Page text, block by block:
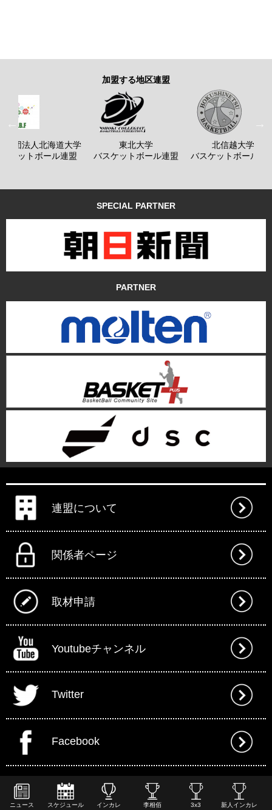
加盟する地区連盟
社団法人北海道大学
ケットボール連盟
東北大学
バスケットボール連盟
北信越大学
バスケットボール連
SPECIAL PARTNER
PARTNER
連盟について
関係者ページ
取材申請
Youtubeチャンネル
Twitter
Facebook
ニュース スケジュール インカレ 李相佰 3x3 新人インカレ